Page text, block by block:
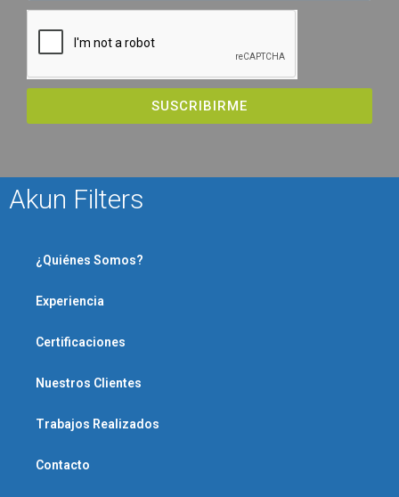
SUSCRIBIRME
Akun Filters
¿Quiénes Somos?
Experiencia
Certificaciones
Nuestros Clientes
Trabajos Realizados
Contacto